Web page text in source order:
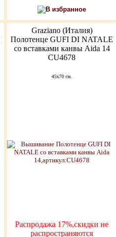
В избранное
Graziano (Италия)
Полотенце GUFI DI NATALE
со вставками канвы Aida 14
CU4678
45x70 см.
Распродажа 17%,скидки не
распространяются